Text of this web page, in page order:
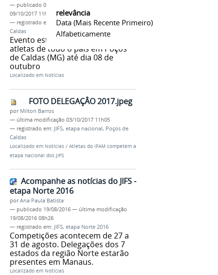
relevância
Data (mais Recente Primeiro)
Alfabeticamente
— publicado 02/10/2017
09/10/2017 11h24
— registrado em:
JIFS,etapa nacional,Poços de
Caldas
Evento está reunindo estudantes-
atletas de todo o país em Poços
de Caldas (MG) até dia 08 de
outubro
Localizado em Notícias
FOTO DELEGAÇÂO 2017.jpeg
por Milton Barros
— última modificação 03/10/2017 11h05
— registrado em: JIFS, etapa nacional, Poços de
Caldas
Localizado em Notícias / Atletas do IFAM competem a
etapa nacional dos JIFS
Acompanhe as notícias do JIFS -
etapa Norte 2016
porAna Paula Batista
— publicado 19/08/2016 — última modificação
19/08/2016 08h26
— registrado em: JIFS, etapa Norte 2016
Competições acontecem de 27 a
31 de agosto. Delegações dos 7
estados da região Norte estarão
presentes em Manaus.
Localizado em Notícias